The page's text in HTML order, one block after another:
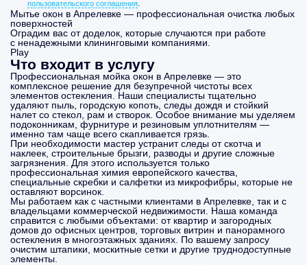
пользовательского соглашения
Мытье окон в Апрелевке — профессиональная очистка любых
поверхностей
Оградим вас от доделок, которые случаются при работе
с ненадежными клининговыми компаниями.
Play
Что входит в услугу
Профессиональная мойка окон в Апрелевке — это
комплексное решение для безупречной чистоты всех
элементов остекления. Наши специалисты тщательно
удаляют пыль, городскую копоть, следы дождя и стойкий
налет со стекол, рам и створок. Особое внимание мы уделяем
подоконникам, фурнитуре и резиновым уплотнителям —
именно там чаще всего скапливается грязь.
При необходимости мастер устранит следы от скотча и
наклеек, строительные брызги, разводы и другие сложные
загрязнения. Для этого используется только
профессиональная химия европейского качества,
специальные скребки и салфетки из микрофибры, которые не
оставляют ворсинок.
Мы работаем как с частными клиентами в Апрелевке, так и с
владельцами коммерческой недвижимости. Наша команда
справится с любыми объектами: от квартир и загородных
домов до офисных центров, торговых витрин и панорамного
остекления в многоэтажных зданиях. По вашему запросу
очистим штапики, москитные сетки и другие труднодоступные
элементы.